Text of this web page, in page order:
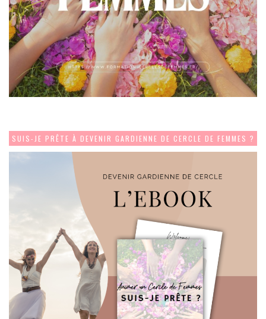
SUIS-JE PRÊTE À DEVENIR GARDIENNE DE CERCLE DE FEMMES ?